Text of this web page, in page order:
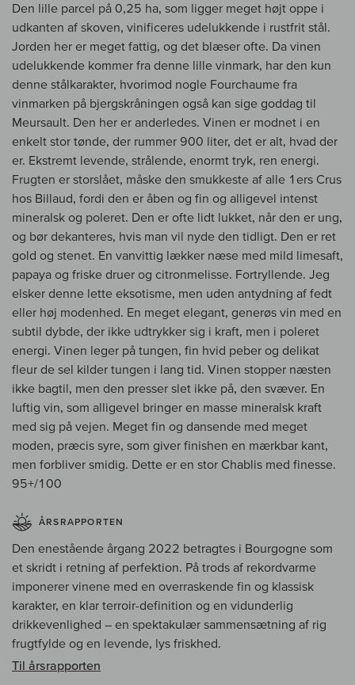
Den lille parcel på 0,25 ha, som ligger meget højt oppe i
udkanten af skoven, vinificeres udelukkende i rustfrit stål.
Jorden her er meget fattig, og det blæser ofte. Da vinen
udelukkende kommer fra denne lille vinmark, har den kun
denne stålkarakter, hvorimod nogle Fourchaume fra
vinmarken på bjergskråningen også kan sige goddag til
Meursault. Den her er anderledes. Vinen er modnet i en
enkelt stor tønde, der rummer 900 liter, det er alt, hvad der
er. Ekstremt levende, strålende, enormt tryk, ren energi.
Frugten er storslået, måske den smukkeste af alle 1ers Crus
hos Billaud, fordi den er åben og fin og alligevel intenst
mineralsk og poleret. Den er ofte lidt lukket, når den er ung,
og bør dekanteres, hvis man vil nyde den tidligt. Den er ret
gold og stenet. En vanvittig lækker næse med mild limesaft,
papaya og friske druer og citronmelisse. Fortryllende. Jeg
elsker denne lette eksotisme, men uden antydning af fedt
eller høj modenhed. En meget elegant, generøs vin med en
subtil dybde, der ikke udtrykker sig i kraft, men i poleret
energi. Vinen leger på tungen, fin hvid peber og delikat
fleur de sel kilder tungen i lang tid. Vinen stopper næsten
ikke bagtil, men den presser slet ikke på, den svæver. En
luftig vin, som alligevel bringer en masse mineralsk kraft
med sig på vejen. Meget fin og dansende med meget
moden, præcis syre, som giver finishen en mærkbar kant,
men forbliver smidig. Dette er en stor Chablis med finesse.
95+/100
ÅRSRAPPORTEN
Den enestående årgang 2022 betragtes i Bourgogne som
et skridt i retning af perfektion. På trods af rekordvarme
imponerer vinene med en overraskende fin og klassisk
karakter, en klar terroir-definition og en vidunderlig
drikkevenlighed – en spektakulær sammensætning af rig
frugtfylde og en levende, lys friskhed.
Til årsrapporten